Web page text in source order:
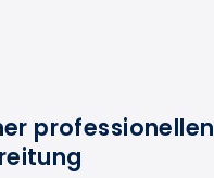
professionellen